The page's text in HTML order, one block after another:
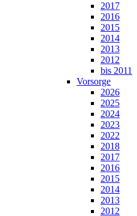
2017
2016
2015
2014
2013
2012
bis 2011
Vorsorge
2026
2025
2024
2023
2022
2018
2017
2016
2015
2014
2013
2012